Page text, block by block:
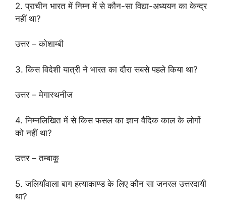
2. प्राचीन भारत में निम्न में से कौन-सा विद्या-अध्ययन का केन्द्र
नहीं था?
उत्तर – कोशाम्बी
3. किस विदेशी यात्री ने भारत का दौरा सबसे पहले किया था?
उत्तर – मेगास्थनीज
4. निम्नलिखित में से किस फसल का ज्ञान वैदिक काल के लोगों
को नहीं था?
उत्तर – तम्बाकू
5. जलियाँवाला बाग हत्याकाण्ड के लिए कौन सा जनरल उत्तरदायी
था?